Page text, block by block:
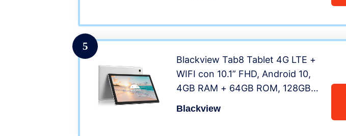
5
Blackview Tab8 Tablet 4G LTE +
WIFI con 10.1” FHD, Android 10,
4GB RAM + 64GB ROM, 128GB
Blackview